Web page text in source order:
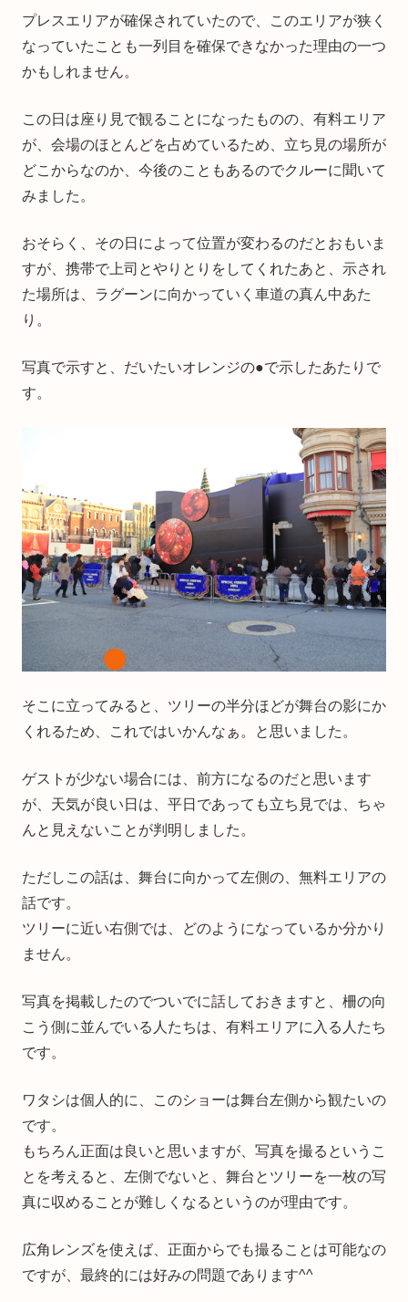
プレスエリアが確保されていたので、このエリアが狭く
なっていたことも一列目を確保できなかった理由の一つ
かもしれません。
この日は座り見で観ることになったものの、有料エリア
が、会場のほとんどを占めているため、立ち見の場所が
どこからなのか、今後のこともあるのでクルーに聞いて
みました。
おそらく、その日によって位置が変わるのだとおもいま
すが、携帯で上司とやりとりをしてくれたあと、示され
た場所は、ラグーンに向かっていく車道の真ん中あた
り。
写真で示すと、だいたいオレンジの●で示したあたりで
す。
そこに立ってみると、ツリーの半分ほどが舞台の影にか
くれるため、これではいかんなぁ。と思いました。
ゲストが少ない場合には、前方になるのだと思います
が、天気が良い日は、平日であっても立ち見では、ちゃ
んと見えないことが判明しました。
ただしこの話は、舞台に向かって左側の、無料エリアの
話です。
ツリーに近い右側では、どのようになっているか分かり
ません。
写真を掲載したのでついでに話しておきますと、柵の向
こう側に並んでいる人たちは、有料エリアに入る人たち
です。
ワタシは個人的に、このショーは舞台左側から観たいの
です。
もちろん正面は良いと思いますが、写真を撮るというこ
とを考えると、左側でないと、舞台とツリーを一枚の写
真に収めることが難しくなるというのが理由です。
広角レンズを使えば、正面からでも撮ることは可能なの
ですが、最終的には好みの問題であります^^